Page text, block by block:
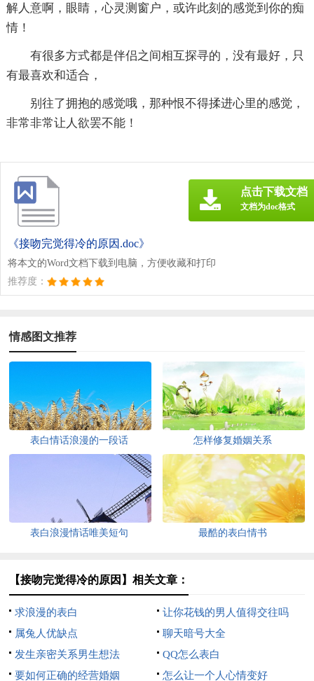
解人意啊，眼睛，心灵测窗户，或许此刻的感觉到你的痴
情！
有很多方式都是伴侣之间相互探寻的，没有最好，只
有最喜欢和适合，
别往了拥抱的感觉哦，那种恨不得揉进心里的感觉，
非常非常让人欲罢不能！
《接吻完觉得冷的原因.doc》
将本文的Word文档下载到电脑，方便收藏和打印
推荐度：
点击下载文档
文档为doc格式
情感图文推荐
表白情话浪漫的一段话 怎样修复婚姻关系
表白浪漫情话唯美短句 最酷的表白情书
【接吻完觉得冷的原因】相关文章：
求浪漫的表白
让你花钱的男人值得交往吗
属兔人优缺点
聊天暗号大全
发生亲密关系男生想法
QQ怎么表白
要如何正确的经营婚姻
怎么让一个人心情变好